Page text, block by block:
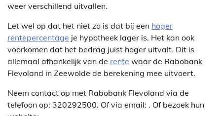
weer verschillend uitvallen.
Let wel op dat het niet zo is dat bij een hoger
rentepercentage je hypotheek lager is. Het kan ook
voorkomen dat het bedrag juist hoger uitvalt. Dit is
allemaal afhankelijk van de rente waar de Rabobank
Flevoland in Zeewolde de berekening mee uitvoert.
Neem contact op met Rabobank Flevoland via de
telefoon op: 320292500. Of via email: . Of bezoek hun